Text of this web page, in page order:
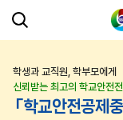
학생과 교직원, 학부모에게
신뢰받는 최고의 학교안전
「학교안전공제